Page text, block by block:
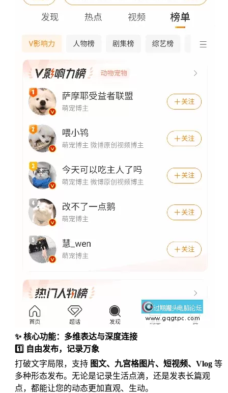
✨ 核心功能：多维表达与深度连接
1️⃣ 自由发布，记录万象
打破文字局限，支持 图文、九宫格图片、短视频、Vlog 等
多种形态发布。无论是记录生活点滴，还是发表长篇观
点，都能让您的动态更加直观、生动。